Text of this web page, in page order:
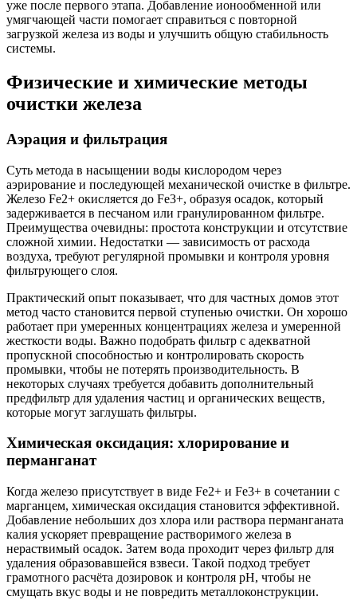
уже после первого этапа. Добавление ионообменной или
умягчающей части помогает справиться с повторной
загрузкой железа из воды и улучшить общую стабильность
системы.
Физические и химические методы
очистки железа
Аэрация и фильтрация
Суть метода в насыщении воды кислородом через
аэрирование и последующей механической очистке в фильтре.
Железо Fe2+ окисляется до Fe3+, образуя осадок, который
задерживается в песчаном или гранулированном фильтре.
Преимущества очевидны: простота конструкции и отсутствие
сложной химии. Недостатки — зависимость от расхода
воздуха, требуют регулярной промывки и контроля уровня
фильтрующего слоя.
Практический опыт показывает, что для частных домов этот
метод часто становится первой ступенью очистки. Он хорошо
работает при умеренных концентрациях железа и умеренной
жесткости воды. Важно подобрать фильтр с адекватной
пропускной способностью и контролировать скорость
промывки, чтобы не потерять производительность. В
некоторых случаях требуется добавить дополнительный
предфильтр для удаления частиц и органических веществ,
которые могут заглушать фильтры.
Химическая оксидация: хлорирование и
перманганат
Когда железо присутствует в виде Fe2+ и Fe3+ в сочетании с
марганцем, химическая оксидация становится эффективной.
Добавление небольших доз хлора или раствора перманганата
калия ускоряет превращение растворимого железа в
нераствимый осадок. Затем вода проходит через фильтр для
удаления образовавшейся взвеси. Такой подход требует
грамотного расчёта дозировок и контроля pH, чтобы не
смущать вкус воды и не повредить металлоконструкции.